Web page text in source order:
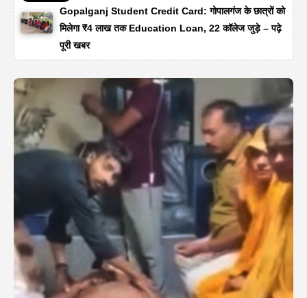
Gopalganj Student Credit Card: गोपालगंज के छात्रों को
मिलेगा ₹4 लाख तक Education Loan, 22 कॉलेज जुड़े – पढ़े
पूरी खबर